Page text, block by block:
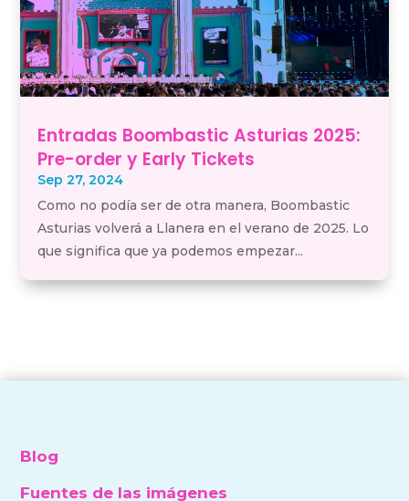
Entradas Boombastic Asturias 2025:
Pre-order y Early Tickets
Sep 27, 2024
Como no podía ser de otra manera, Boombastic
Asturias volverá a Llanera en el verano de 2025. Lo
que significa que ya podemos empezar...
Blog
Fuentes de las imágenes